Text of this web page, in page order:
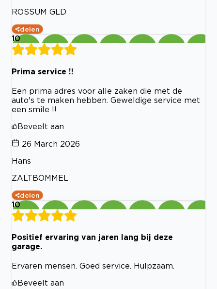
ROSSUM GLD
delen
10
Prima service !!
Een prima adres voor alle zaken die met de
auto's te maken hebben. Geweldige service met
een smile !!
Beveelt aan
26 March 2026
Hans
ZALTBOMMEL
delen
10
Positief ervaring van jaren lang bij deze
garage.
Ervaren mensen. Goed service. Hulpzaam.
Beveelt aan